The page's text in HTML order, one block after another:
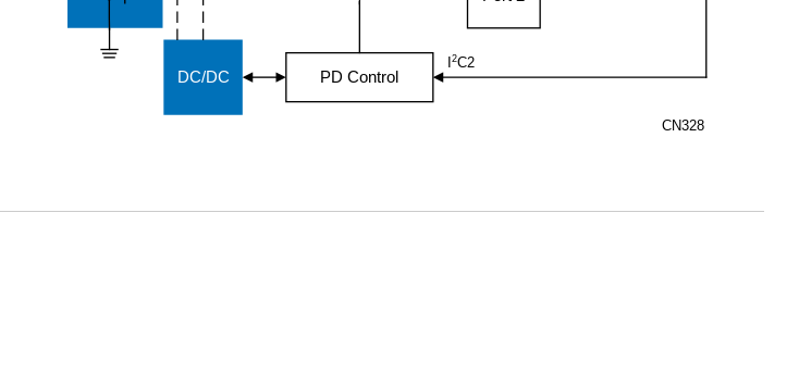
CN328
PD Control
DC/DC
I2C2